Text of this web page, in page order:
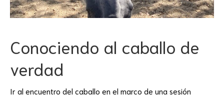
Conociendo al caballo de
verdad
Ir al encuentro del caballo en el marco de una sesión